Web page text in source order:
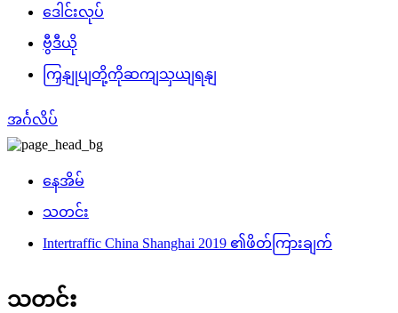
ဒေါင်းလုပ်
ဗွီဒီယို
ကြှနျုပျတို့ကိုဆကျသှယျရနျ
အင်္ဂလိပ်
နေအိမ်
သတင်း
Intertraffic China Shanghai 2019 ၏ဖိတ်ကြားချက်
သတင်း